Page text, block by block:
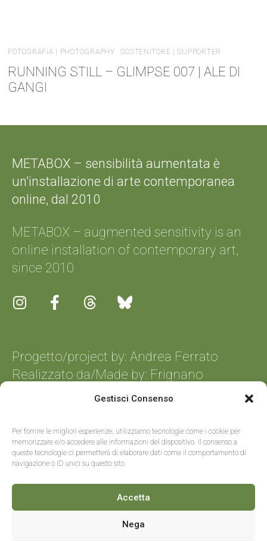
Gestisci Consenso
Per fornire le migliori esperienze, utilizziamo tecnologie come i cookie per
memorizzare e/o accedere alle informazioni del dispositivo. Il consenso a
queste tecnologie ci permetterà di elaborare dati come il comportamento di
navigazione o ID unici su questo sito.
Accetta
Nega
FOTOGRAFIA | PHOTOGRAPHY SOSTENITORE | SUPPORTER
RUNNING STILL – GLIMPSE 007 | ALE DI
GANGI
METABOX – sensibilità aumentata è
un’installazione di arte contemporanea
online, dal 2010
METABOX – augmented sensitivity is an
online installation of contemporary art,
since 2010
Progetto/project by: Andrea Ferrato
Realizzato da/Made by: Frignano